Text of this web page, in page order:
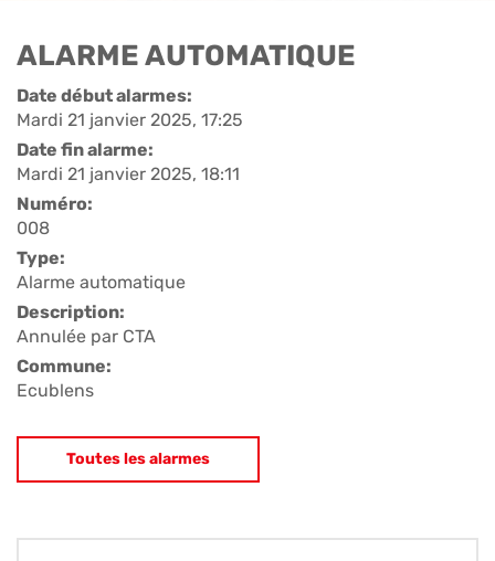
ALARME AUTOMATIQUE
Date début alarmes:
Mardi 21 janvier 2025, 17:25
Date fin alarme:
Mardi 21 janvier 2025, 18:11
Numéro:
008
Type:
Alarme automatique
Description:
Annulée par CTA
Commune:
Ecublens
Toutes les alarmes